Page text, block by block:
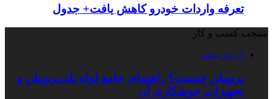
تعرفه واردات خودرو کاهش یافت+ جدول
منتخب کسب و کار
3 روز پیش
پروپیلن چیست؟ راهنمای جامع لوله پلی‌پروپیلن و
تجهیزات جوشکاری آن